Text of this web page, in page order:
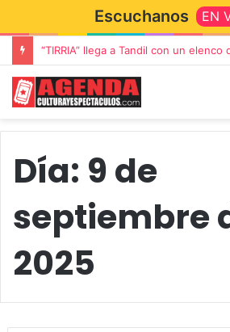
Escuchanos EN
Día: 9 de
septiembre
2025